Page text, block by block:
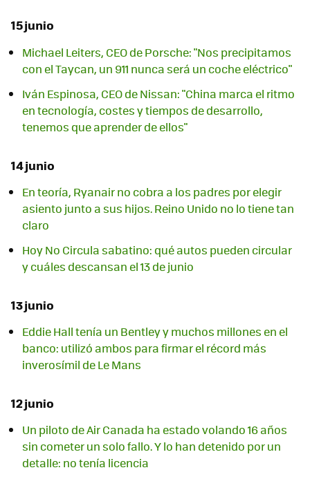
15 junio
Michael Leiters, CEO de Porsche: "Nos precipitamos
con el Taycan, un 911 nunca será un coche eléctrico"
Iván Espinosa, CEO de Nissan: "China marca el ritmo
en tecnología, costes y tiempos de desarrollo,
tenemos que aprender de ellos"
14 junio
En teoría, Ryanair no cobra a los padres por elegir
asiento junto a sus hijos. Reino Unido no lo tiene tan
claro
Hoy No Circula sabatino: qué autos pueden circular
y cuáles descansan el 13 de junio
13 junio
Eddie Hall tenía un Bentley y muchos millones en el
banco: utilizó ambos para firmar el récord más
inverosímil de Le Mans
12 junio
Un piloto de Air Canada ha estado volando 16 años
sin cometer un solo fallo. Y lo han detenido por un
detalle: no tenía licencia